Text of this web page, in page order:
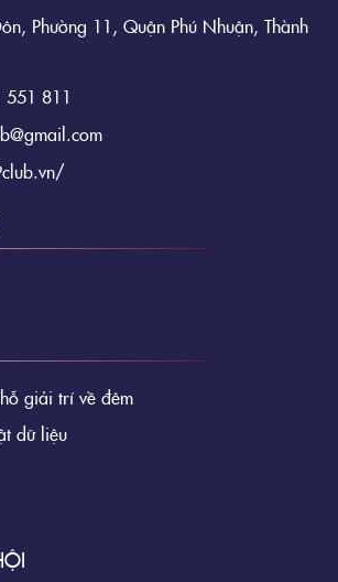
Phường 11, Quận Phú Nhuận, Thành
551 811
giải trí về đêm
dữ liệu